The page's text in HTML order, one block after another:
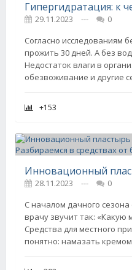
29.11.2023 ---
0
Согласно исследованиям
прожить 30 дней. А без
Недостаток влаги в
обезвоживание и другие
+153
28.11.2023 ---
0
С началом дачного
врачу звучит так: «Какую
Средства для местного
понятно: намазать кремом